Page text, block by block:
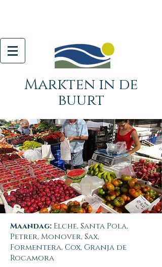
Markten in de
buurt
Maandag: Elche, Santa Pola,
Petrer, Monover, Sax,
Formentera, Cox, Granja de
Rocamora